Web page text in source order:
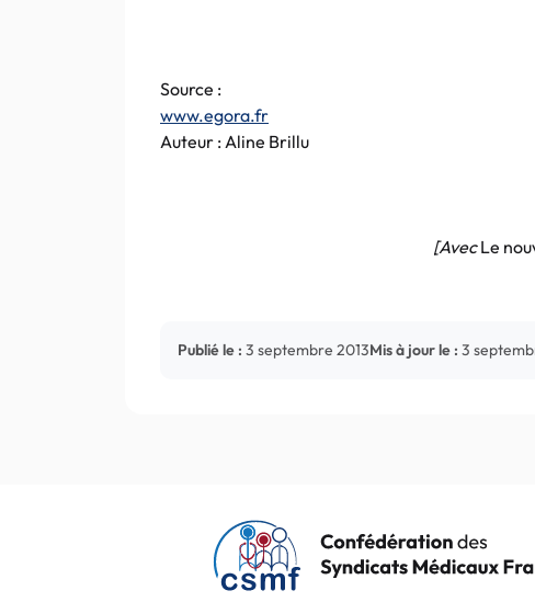
Source :
www.egora.fr
Auteur : Aline Brillu
[AvecLe
Publié le : 3 septembre 2013Mis à jour le : 3